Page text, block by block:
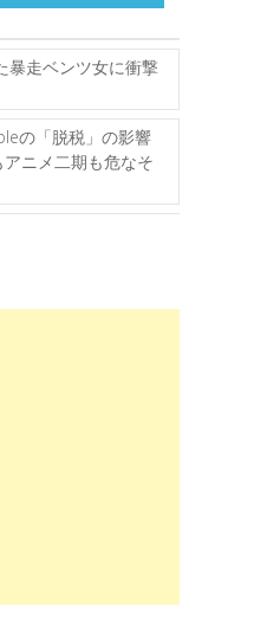
暴走ベンツ女に衝撃
の「脱税」の影響
ニメ二期も危なそ